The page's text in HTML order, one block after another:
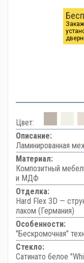
Цвет:
Описание:
Ламинированная
Материал:
Композитный
и МДФ
Отделка:
Hard Flex 3D —
лаком (Германия)
Особенности:
"Бескромочная"
Стекло:
Сатинато белое